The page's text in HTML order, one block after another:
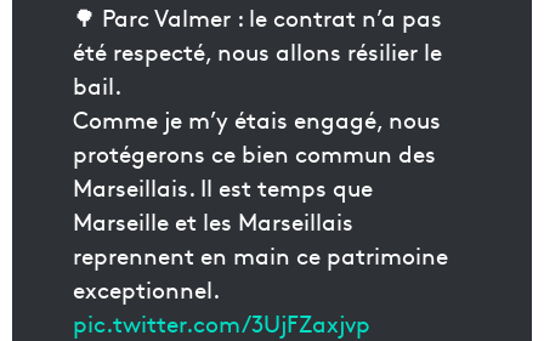
🌳 Parc Valmer : le contrat n’a pas
été respecté, nous allons résilier le
bail.
Comme je m’y étais engagé, nous
protégerons ce bien commun des
Marseillais. Il est temps que
Marseille et les Marseillais
reprennent en main ce patrimoine
exceptionnel.
pic.twitter.com/3UjFZaxjvp